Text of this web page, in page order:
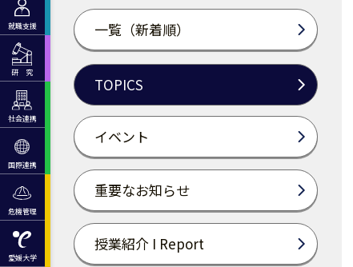
就職支援
研 究
社会連携
国際連携
危機管理
愛媛大学
一覧（新着順）
TOPICS
イベント
重要なお知らせ
授業紹介 I Report